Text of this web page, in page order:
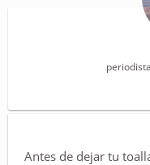
Antes de dejar tu